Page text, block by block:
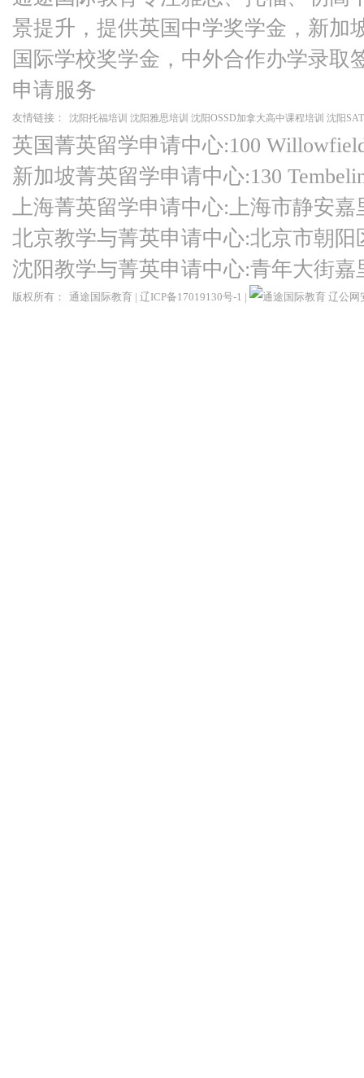
景提升，提供英国中学奖学金，新加
国际学校奖学金，中外合作办学录取
申请服务
友情链接： 沈阳托福培训 沈阳雅思培训 沈阳OSSD加拿大高中课程培训 沈阳
英国菁英留学申请中心:100
新加坡菁英留学申请中心:130
上海菁英留学申请中心:上海市静安嘉
北京教学与菁英申请中心:北京市朝
沈阳教学与菁英申请中心:青年大街
版权所有： 通途国际教育 | 辽ICP备17019130号-1 | 辽公网